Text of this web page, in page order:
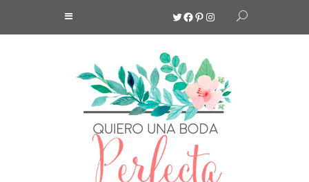
Twitter
Facebook
Pinterest
Instagram